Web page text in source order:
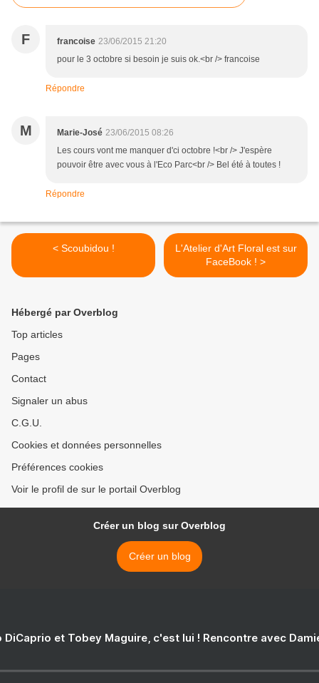
F francoise 23/06/2015 21:20
pour le 3 octobre si besoin je suis ok.<br /> francoise
Répondre
M Marie-José 23/06/2015 08:26
Les cours vont me manquer d'ci octobre !<br /> J'espère
pouvoir être avec vous à l'Eco Parc<br /> Bel été à toutes !
Répondre
< Scoubidou !
L'Atelier d'Art Floral est sur
FaceBook ! >
Hébergé par Overblog
Top articles
Pages
Contact
Signaler un abus
C.G.U.
Cookies et données personnelles
Préférences cookies
Voir le profil de sur le portail Overblog
Créer un blog sur Overblog
Créer un blog
DiCaprio et Tobey Maguire, c'est lui ! Rencontre avec